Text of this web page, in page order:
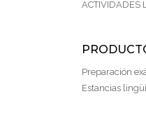
ACTIVIDADES
Preparación
Estancias